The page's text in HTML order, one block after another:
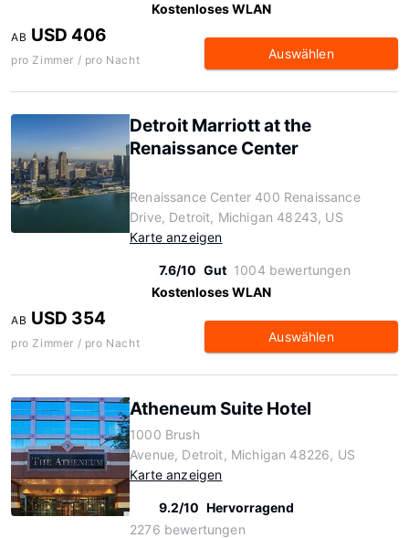
Kostenloses WLAN
AB USD 406
pro Zimmer / pro Nacht Auswählen
Detroit Marriott at the
Renaissance Center
Renaissance Center 400 Renaissance
Drive, Detroit, Michigan 48243, US
Karte anzeigen
7.6/10 Gut 1004 bewertungen
Kostenloses WLAN
AB USD 354
pro Zimmer / pro Nacht Auswählen
Atheneum Suite Hotel
1000 Brush
Avenue, Detroit, Michigan 48226, US
Karte anzeigen
9.2/10 Hervorragend
2276 bewertungen